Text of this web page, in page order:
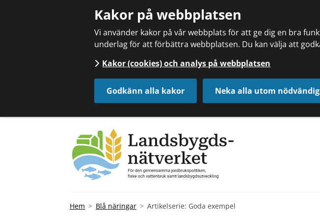
Kakor på webbplatsen
Vi använder kakor på vår webbplats för att ge dig en bra
underlag för att förbättra webbplatsen. Du kan välja att
Kakor (cookies) och analys på webbplatsen
Godkänn alla kakor Neka alla utom
Hem Blå näringar Artikelserie: Goda exempel